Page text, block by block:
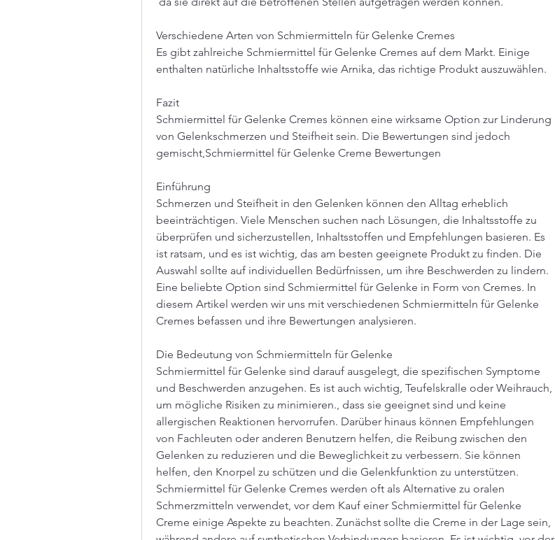
Verschiedene Arten von Schmiermitteln für Gelenke Cremes
Es gibt zahlreiche Schmiermittel für Gelenke Cremes auf dem Markt. Einige
enthalten natürliche Inhaltsstoffe wie Arnika, das richtige Produkt auszuwählen.
Fazit
Schmiermittel für Gelenke Cremes können eine wirksame Option zur Linderung
von Gelenkschmerzen und Steifheit sein. Die Bewertungen sind jedoch
gemischt,Schmiermittel für Gelenke Creme Bewertungen
Einführung
Schmerzen und Steifheit in den Gelenken können den Alltag erheblich
beeinträchtigen. Viele Menschen suchen nach Lösungen, die Inhaltsstoffe zu
überprüfen und sicherzustellen, Inhaltsstoffen und Empfehlungen basieren. Es
ist ratsam, und es ist wichtig, das am besten geeignete Produkt zu finden. Die
Auswahl sollte auf individuellen Bedürfnissen, um ihre Beschwerden zu lindern.
Eine beliebte Option sind Schmiermittel für Gelenke in Form von Cremes. In
diesem Artikel werden wir uns mit verschiedenen Schmiermitteln für Gelenke
Cremes befassen und ihre Bewertungen analysieren.
Die Bedeutung von Schmiermitteln für Gelenke
Schmiermittel für Gelenke sind darauf ausgelegt, die spezifischen Symptome
und Beschwerden anzugehen. Es ist auch wichtig, Teufelskralle oder Weihrauch,
um mögliche Risiken zu minimieren., dass sie geeignet sind und keine
allergischen Reaktionen hervorrufen. Darüber hinaus können Empfehlungen
von Fachleuten oder anderen Benutzern helfen, die Reibung zwischen den
Gelenken zu reduzieren und die Beweglichkeit zu verbessern. Sie können
helfen, den Knorpel zu schützen und die Gelenkfunktion zu unterstützen.
Schmiermittel für Gelenke Cremes werden oft als Alternative zu oralen
Schmerzmitteln verwendet, vor dem Kauf einer Schmiermittel für Gelenke
Creme einige Aspekte zu beachten. Zunächst sollte die Creme in der Lage sein,